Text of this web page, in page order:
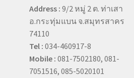
Address : 9/2 หมู่ 2 ต. ท่าเสา
อ.กระทุ่มแบน จ.สมุทรสาคร
74110
Tel : 034-460917-8
Mobile : 081-7502180, 081-
7051516, 085-5020101